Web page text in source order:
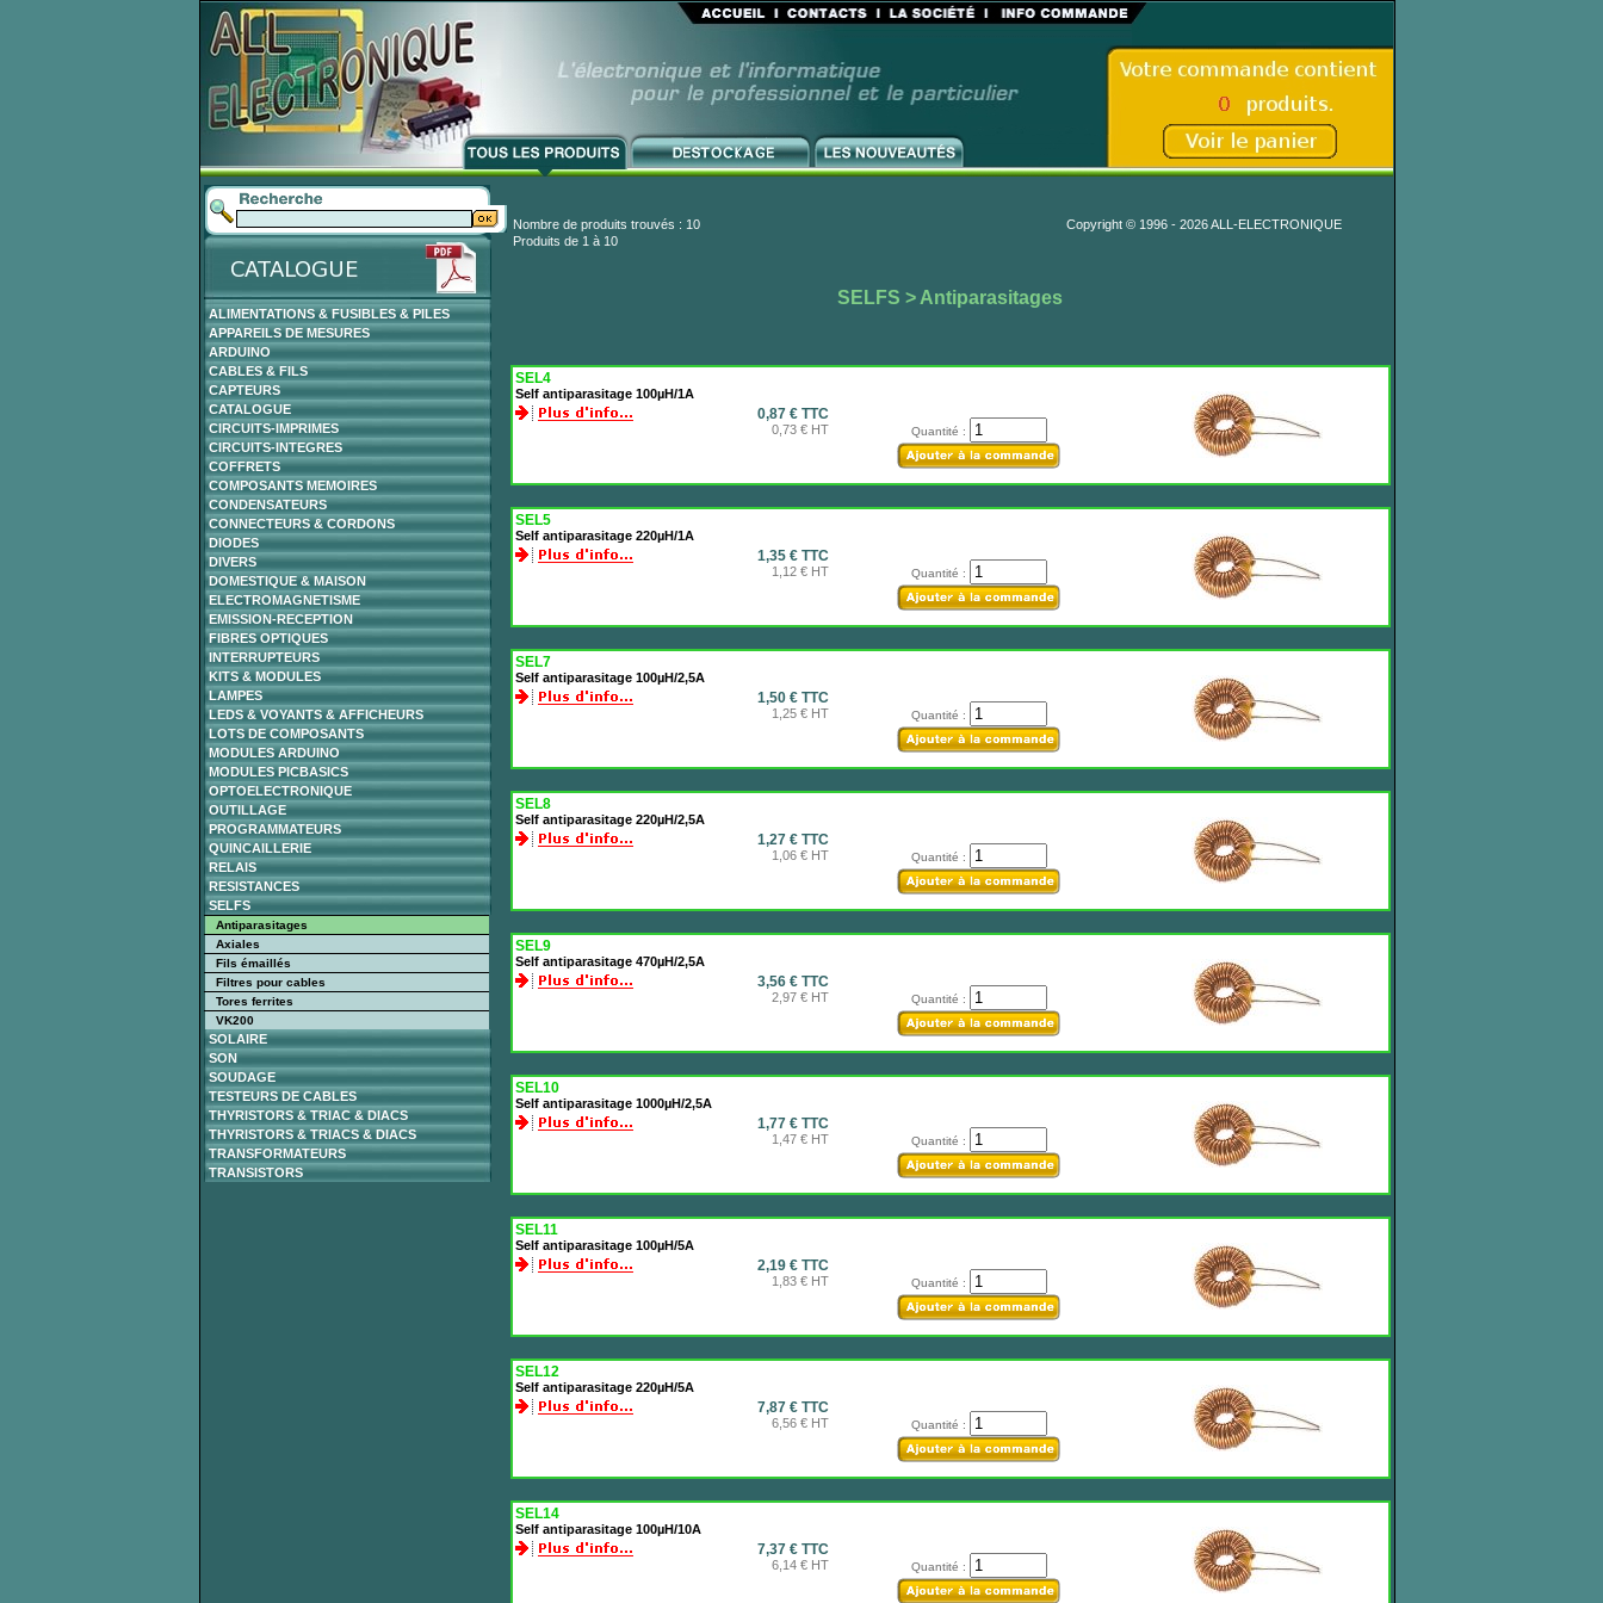
ALIMENTATIONS & FUSIBLES & PILES
APPAREILS DE MESURES
ARDUINO
CABLES & FILS
CAPTEURS
CATALOGUE
CIRCUITS-IMPRIMES
CIRCUITS-INTEGRES
COFFRETS
COMPOSANTS MEMOIRES
CONDENSATEURS
CONNECTEURS & CORDONS
DIODES
DIVERS
DOMESTIQUE & MAISON
ELECTROMAGNETISME
EMISSION-RECEPTION
FIBRES OPTIQUES
INTERRUPTEURS
KITS & MODULES
LAMPES
LEDS & VOYANTS & AFFICHEURS
LOTS DE COMPOSANTS
MODULES ARDUINO
MODULES PICBASICS
OPTOELECTRONIQUE
OUTILLAGE
PROGRAMMATEURS
QUINCAILLERIE
RELAIS
RESISTANCES
SELFS
Antiparasitages
Axiales
Fils émaillés
Filtres pour cables
Tores ferrites
VK200
SOLAIRE
SON
SOUDAGE
TESTEURS DE CABLES
THYRISTORS & TRIAC & DIACS
THYRISTORS & TRIACS & DIACS
TRANSFORMATEURS
TRANSISTORS
Nombre de produits trouvés : 10
Copyright © 1996 - 2026 ALL-ELECTRONIQUE
Produits de 1 à 10
SELFS > Antiparasitages
SEL4
Self antiparasitage 100µH/1A
0,87 € TTC
0,73 € HT Quantité :
SEL5
Self antiparasitage 220µH/1A
1,35 € TTC
1,12 € HT Quantité :
SEL7
Self antiparasitage 100µH/2,5A
1,50 € TTC
1,25 € HT Quantité :
SEL8
Self antiparasitage 220µH/2,5A
1,27 € TTC
1,06 € HT Quantité :
SEL9
Self antiparasitage 470µH/2,5A
3,56 € TTC
2,97 € HT Quantité :
SEL10
Self antiparasitage 1000µH/2,5A
1,77 € TTC
1,47 € HT Quantité :
SEL11
Self antiparasitage 100µH/5A
2,19 € TTC
1,83 € HT Quantité :
SEL12
Self antiparasitage 220µH/5A
7,87 € TTC
6,56 € HT Quantité :
SEL14
Self antiparasitage 100µH/10A
7,37 € TTC
6,14 € HT Quantité :